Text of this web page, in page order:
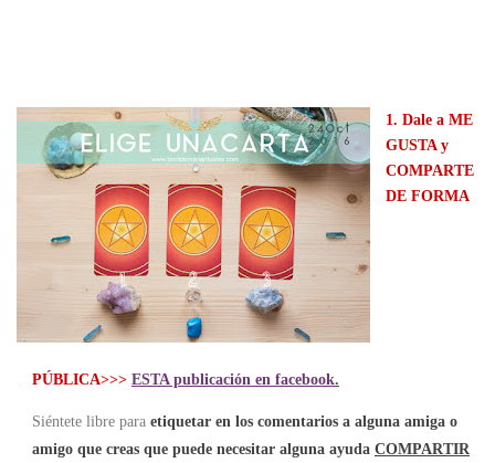
1. Dale a ME
GUSTA y
COMPARTE
DE FORMA
PÚBLICA>>> ESTA publicación en facebook.
Siéntete libre para etiquetar en los comentarios a alguna amiga o
amigo que creas que puede necesitar alguna ayuda COMPARTIR